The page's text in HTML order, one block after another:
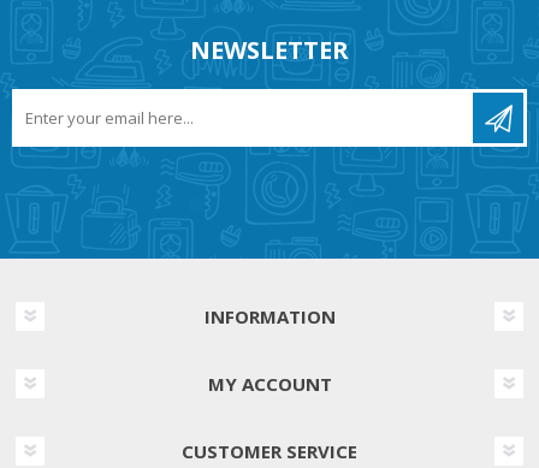
NEWSLETTER
INFORMATION
MY ACCOUNT
CUSTOMER SERVICE